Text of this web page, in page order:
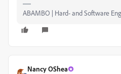
ABAMBO | Hard- and Software
Nancy OShea